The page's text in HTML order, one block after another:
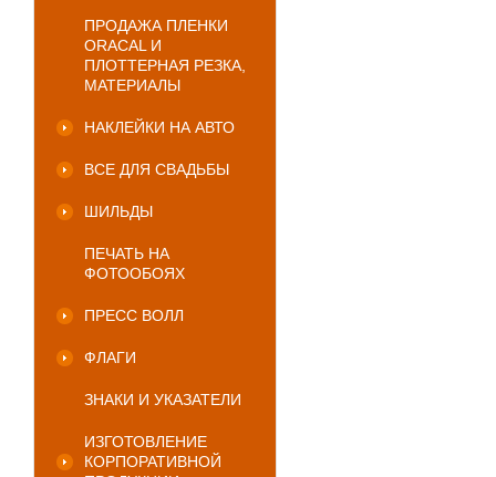
ПРОДАЖА ПЛЕНКИ
ORACAL И
ПЛОТТЕРНАЯ РЕЗКА,
МАТЕРИАЛЫ
НАКЛЕЙКИ НА АВТО
ВСЕ ДЛЯ СВАДЬБЫ
ШИЛЬДЫ
ПЕЧАТЬ НА
ФОТООБОЯХ
ПРЕСС ВОЛЛ
ФЛАГИ
ЗНАКИ И УКАЗАТЕЛИ
ИЗГОТОВЛЕНИЕ
КОРПОРАТИВНОЙ